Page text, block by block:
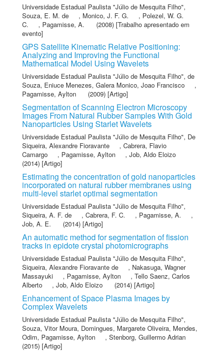
Universidade Estadual Paulista "Júlio de Mesquita Filho",
Souza, E. M. de
, Monico, J. F. G. , Polezel, W. G.
C.
, Pagamisse, A.
(2008) [Trabalho apresentado em
evento]
GPS Satellite Kinematic Relative Positioning:
Analyzing and Improving the Functional
Mathematical Model Using Wavelets
Universidade Estadual Paulista "Júlio de Mesquita Filho", de
Souza, Eniuce Menezes, Galera Monico, Joao Francisco
,
Pagamisse, Aylton
(2009) [Artigo]
Segmentation of Scanning Electron Microscopy
Images From Natural Rubber Samples With Gold
Nanoparticles Using Starlet Wavelets
Universidade Estadual Paulista "Júlio de Mesquita Filho", De
Siqueira, Alexandre Fioravante
, Cabrera, Flavio
Camargo
, Pagamisse, Aylton , Job, Aldo Eloizo
(2014) [Artigo]
Estimating the concentration of gold nanoparticles
incorporated on natural rubber membranes using
multi-level starlet optimal segmentation
Universidade Estadual Paulista "Júlio de Mesquita Filho",
Siqueira, A. F. de
, Cabrera, F. C. , Pagamisse, A.
,
Job, A. E.
(2014) [Artigo]
An automatic method for segmentation of fission
tracks in epidote crystal photomicrographs
Universidade Estadual Paulista "Júlio de Mesquita Filho",
Siqueira, Alexandre Fioravante de
, Nakasuga, Wagner
Massayuki
, Pagamisse, Aylton , Tello Saenz, Carlos
Alberto
, Job, Aldo Eloizo (2014) [Artigo]
Enhancement of Space Plasma Images by
Complex Wavelets
Universidade Estadual Paulista "Júlio de Mesquita Filho",
Souza, Vitor Moura, Domingues, Margarete Oliveira, Mendes,
Odim, Pagamisse, Aylton , Stenborg, Guillermo Adrian
(2015) [Artigo]